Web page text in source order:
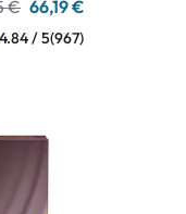
€ 66,19 €
4.84 / 5(967)